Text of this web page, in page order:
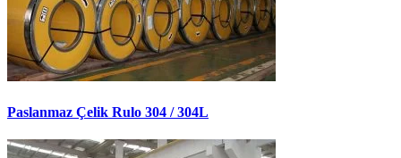
Paslanmaz Çelik Rulo 304 / 304L